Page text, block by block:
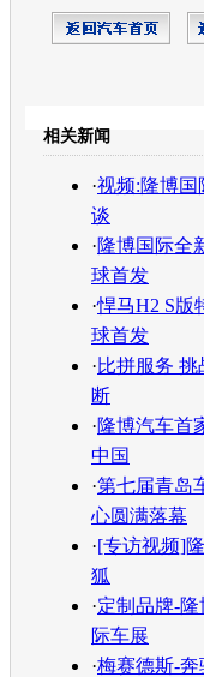
相关新闻
·视频:隆博国
谈
·隆博国际全
球首发
·悍马H2 S版
球首发
·比拼服务
断
·隆博汽车首
中国
·第七届青岛
心圆满落幕
·[专访视频]
狐
·定制品牌-隆
际车展
·梅赛德斯-奔